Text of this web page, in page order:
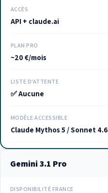
ACCÈS
API + claude.ai
PLAN PRO
~20 €/mois
LISTE D'ATTENTE
✅ Aucune
MODÈLE ACCESSIBLE
Claude Mythos 5 / Sonnet 4.6
Gemini 3.1 Pro
DISPONIBILITÉ FRANCE